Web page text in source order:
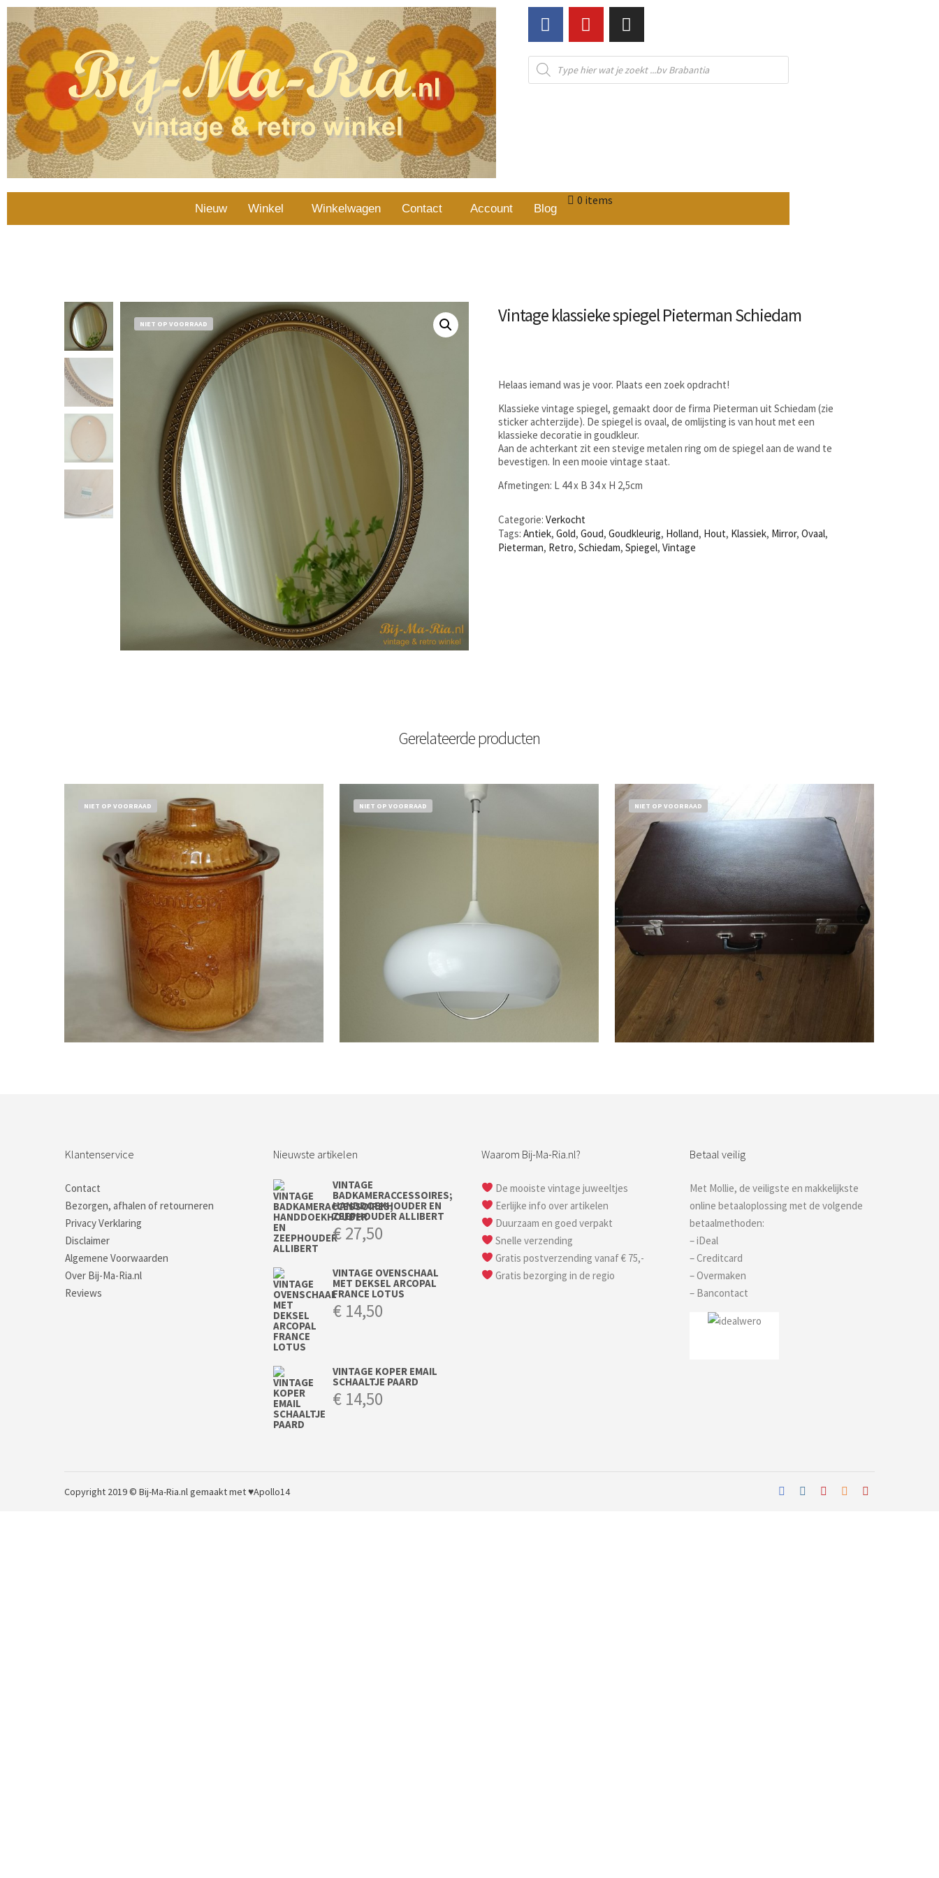
Nieuw Winkel Winkelwagen Contact Account Blog
0 items
NIET OP VOORRAAD Vintage klassieke spiegel Pieterman Schiedam
Helaas iemand was je voor. Plaats een zoek opdracht!
Klassieke vintage spiegel, gemaakt door de firma Pieterman uit Schiedam (zie
sticker achterzijde). De spiegel is ovaal, de omlijsting is van hout met een
klassieke decoratie in goudkleur.
Aan de achterkant zit een stevige metalen ring om de spiegel aan de wand te
bevestigen. In een mooie vintage staat.
Afmetingen: L 44 x B 34 x H 2,5cm
Categorie:Verkocht
Tags:Antiek,Gold,Goud,Goudkleurig, Holland, Hout, Klassiek, Mirror,Ovaal,
Pieterman, Retro,Schiedam,Spiegel,Vintage
Gerelateerde producten
NIET OP VOORRAAD NIET OP VOORRAAD NIET OP VOORRAAD
€32,50
Klantenservice
Contact
Bezorgen, afhalen of retourneren
Privacy Verklaring
Disclaimer
Algemene Voorwaarden
Over Bij-Ma-Ria.nl
Reviews
Nieuwste artikelen
VINTAGE
BADKAMERACCESSOIRES;
HANDDOEKHOUDER EN
ZEEPHOUDER ALLIBERT
€27,50
VINTAGE OVENSCHAAL
MET DEKSEL ARCOPAL
FRANCE LOTUS
€ 14,50
VINTAGE KOPER EMAIL
SCHAALTJE PAARD
€ 14,50
Waarom Bij-Ma-Ria.nl?
De mooiste vintage juweeltjes
Eerlijke info over artikelen
Duurzaam en goed verpakt
Snelle verzending
Gratis postverzending vanaf € 75,-
Gratis bezorging in de regio
Betaal veilig
Met Mollie, de veiligste en makkelijkste
online betaaloplossing met de volgende
betaalmethoden:
– iDeal
– Creditcard
– Overmaken
– Bancontact
Copyright 2019 © Bij-Ma-Ria.nlgemaakt met ♥Apollo14